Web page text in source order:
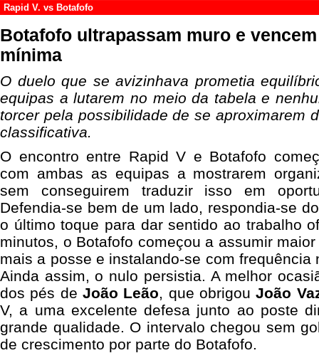
Rapid V. vs Botafofo
Botafofo ultrapassam muro e
mínima
O duelo que se avizinhava prometia
equipas a lutarem no meio da tabela e
torcer pela possibilidade de se aproximarem
classificativa.
O encontro entre Rapid V e Botafofo
com ambas as equipas a mostrarem
sem conseguirem traduzir isso em
Defendia-se bem de um lado, respondia-se
o último toque para dar sentido ao trabalho
minutos, o Botafofo começou a assumir
mais a posse e instalando-se com frequência
Ainda assim, o nulo persistia. A melhor
dos pés de João Leão, que obrigouJoão
V, a uma excelente defesa junto ao poste
grande qualidade. O intervalo chegou sem
de crescimento por parte do Botafofo.